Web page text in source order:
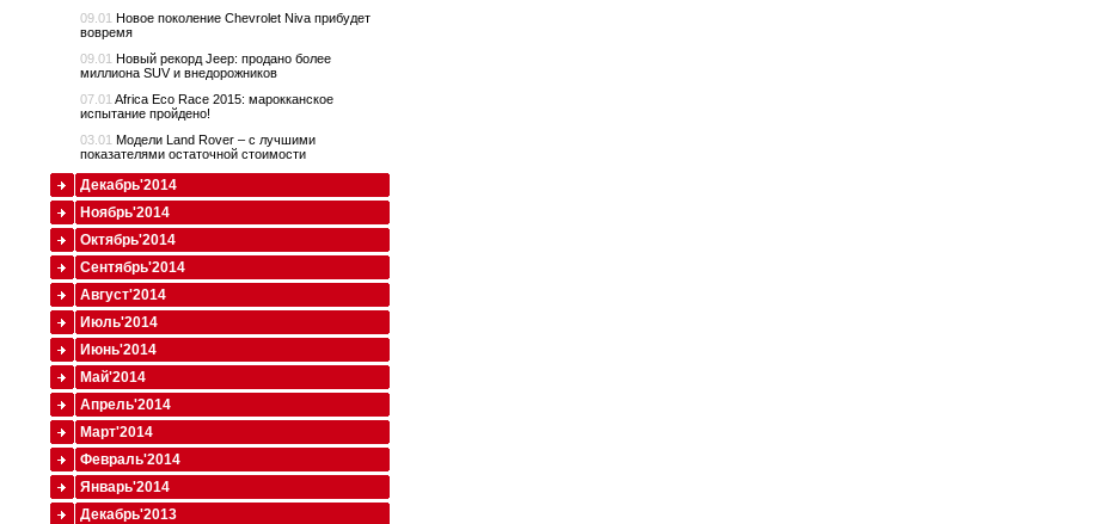
09.01 Новое поколение Chevrolet Niva прибудет
вовремя
09.01 Новый рекорд Jeep: продано более
миллиона SUV и внедорожников
07.01 Africa Eco Race 2015: марокканское
испытание пройдено!
03.01 Модели Land Rover – с лучшими
показателями остаточной стоимости
Декабрь'2014
Ноябрь'2014
Октябрь'2014
Сентябрь'2014
Август'2014
Июль'2014
Июнь'2014
Май'2014
Апрель'2014
Март'2014
Февраль'2014
Январь'2014
Декабрь'2013